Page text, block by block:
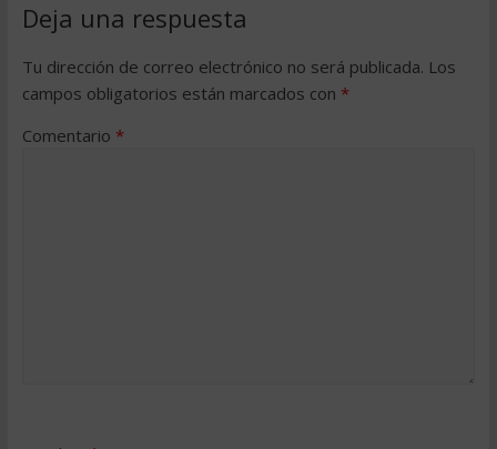
Deja una respuesta
Tu dirección de correo electrónico no será publicada. Los
campos obligatorios están marcados con *
Comentario *